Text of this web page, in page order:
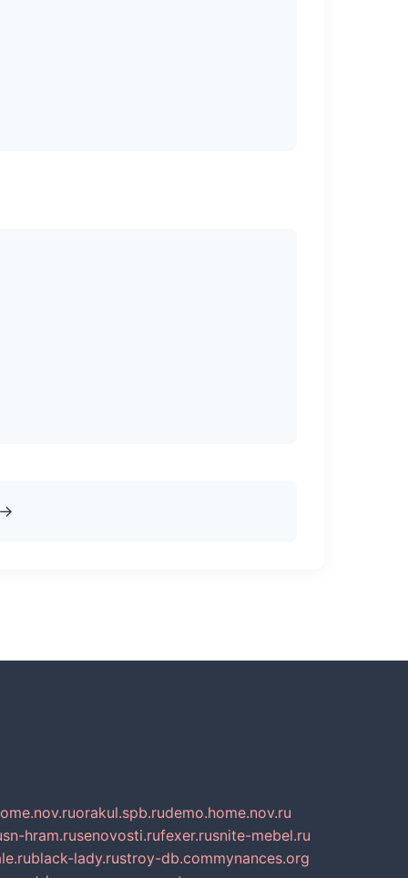
orakul.spb.rudemo.home.nov.ru
sn-hram.rusenovosti.rufexer.rusnite-mebel.ru
black-lady.rustroy-db.commynances.org